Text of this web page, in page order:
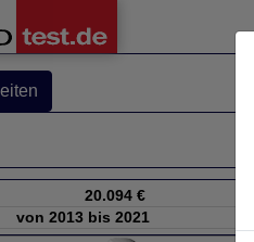
20.094 €
von 2013 bis 2021